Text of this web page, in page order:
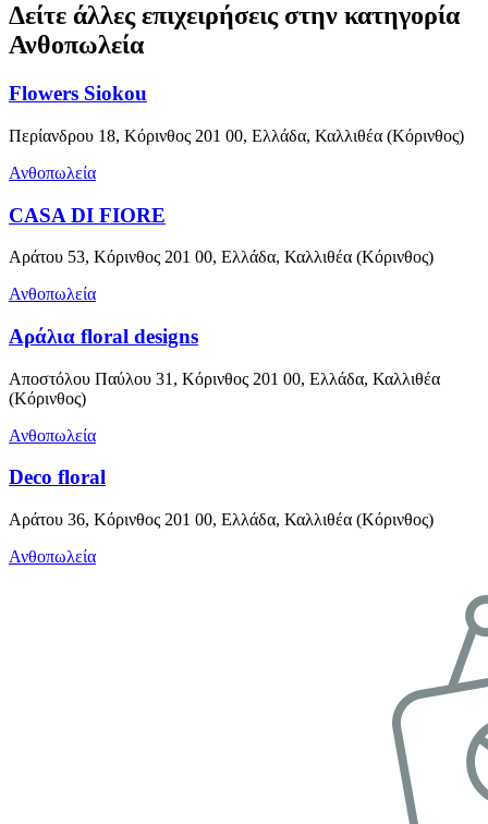
Δείτε άλλες επιχειρήσεις στην κατηγορία
Ανθοπωλεία
Flowers Siokou
Περίανδρου 18, Κόρινθος 201 00, Ελλάδα, Καλλιθέα (Κόρινθος)
Ανθοπωλεία
CASA DI FIORE
Αράτου 53, Κόρινθος 201 00, Ελλάδα, Καλλιθέα (Κόρινθος)
Ανθοπωλεία
Αράλια floral designs
Αποστόλου Παύλου 31, Κόρινθος 201 00, Ελλάδα, Καλλιθέα
(Κόρινθος)
Ανθοπωλεία
Deco floral
Αράτου 36, Κόρινθος 201 00, Ελλάδα, Καλλιθέα (Κόρινθος)
Ανθοπωλεία